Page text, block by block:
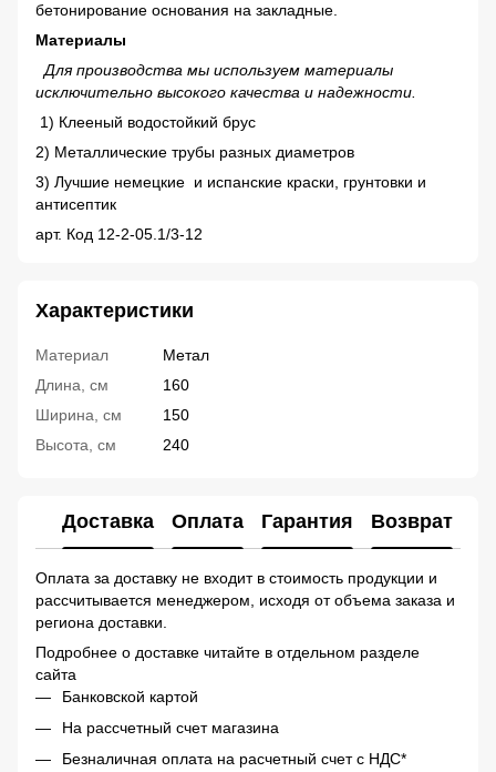
бетонирование основания на закладные.
Материалы
Для производства мы используем материалы
исключительно высокого качества и надежности.
1) Клееный водостойкий брус
2) Металлические трубы разных диаметров
3) Лучшие немецкие и испанские краски, грунтовки и
антисептик
арт. Код 12-2-05.1/3-12
Характеристики
Материал
Метал
Длина, см
160
Ширина, см
150
Высота, см
240
Доставка Оплата Гарантия Возврат
Оплата за доставку не входит в стоимость продукции и
рассчитывается менеджером, исходя от объема заказа и
региона доставки.
Подробнее о доставке читайте в отдельном разделе
сайта
Банковской картой
На рассчетный счет магазина
Безналичная оплата на расчетный счет с НДС*